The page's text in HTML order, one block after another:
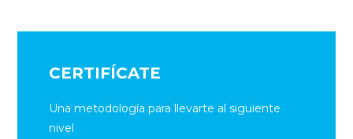
CERTIFÍCATE
Una metodología para llevarte al siguiente
nivel